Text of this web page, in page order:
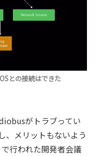
との接続はできた
がトラブってい
、メリットもないよう
行われた開発者会議